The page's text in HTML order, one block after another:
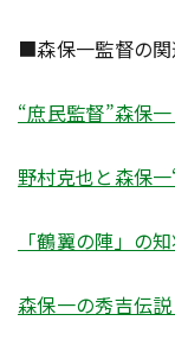
■森保一監督の関
“庶民監督”森保
野村克也と森保
「鶴翼の陣」の
森保一の秀吉伝